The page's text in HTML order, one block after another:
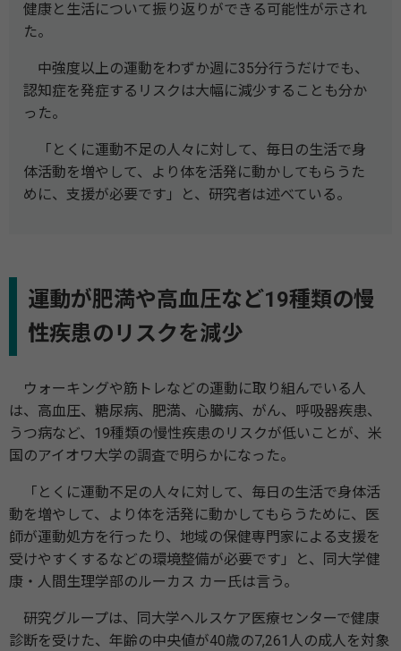
健康と生活について振り返りができる可能性が示され
た。
中強度以上の運動をわずか週に35分行うだけでも、
認知症を発症するリスクは大幅に減少することも分か
った。
「とくに運動不足の人々に対して、毎日の生活で身
体活動を増やして、より体を活発に動かしてもらうた
めに、支援が必要です」と、研究者は述べている。
運動が肥満や高血圧など19種類の慢
性疾患のリスクを減少
ウォーキングや筋トレなどの運動に取り組んでいる人
は、高血圧、糖尿病、肥満、心臓病、がん、呼吸器疾患、
うつ病など、19種類の慢性疾患のリスクが低いことが、米
国のアイオワ大学の調査で明らかになった。
「とくに運動不足の人々に対して、毎日の生活で身体活
動を増やして、より体を活発に動かしてもらうために、医
師が運動処方を行ったり、地域の保健専門家による支援を
受けやすくするなどの環境整備が必要です」と、同大学健
康・人間生理学部のルーカス カー氏は言う。
研究グループは、同大学ヘルスケア医療センターで健康
診断を受けた、年齢の中央値が40歳の7,261人の成人を対象